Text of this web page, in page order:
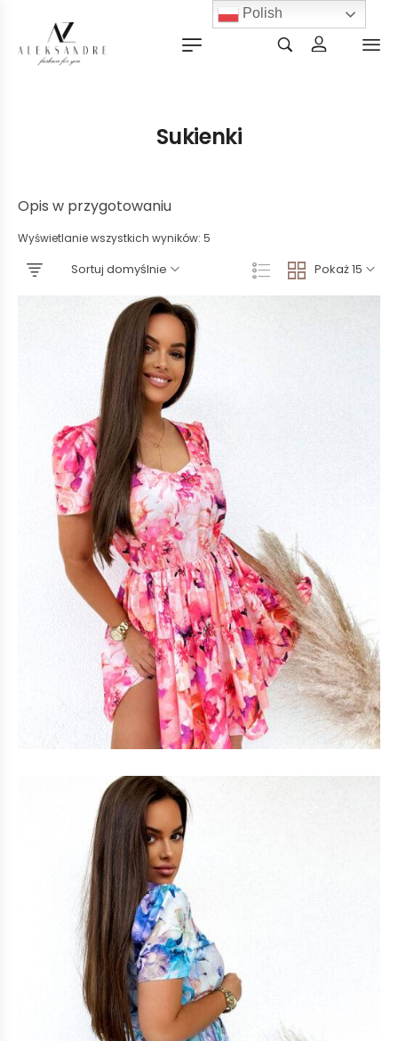
Sukienki
Opis w przygotowaniu
Wyświetlanie wszystkich wyników: 5
Pokaż 15
Sortuj domyślnie
Polish